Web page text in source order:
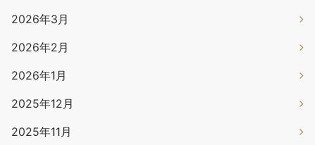
2026年3月
2026年2月
2026年1月
2025年12月
2025年11月